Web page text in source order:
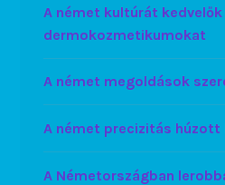
A német kultúrát
dermokozmetikumokat
A német megoldások
A német precizitás húzott
A Németországban